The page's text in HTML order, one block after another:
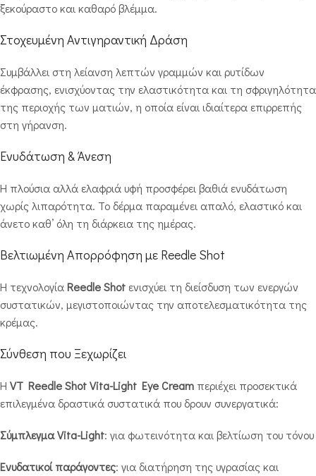
ξεκούραστο και καθαρό βλέμμα.
Στοχευμένη Αντιγηραντική Δράση
Συμβάλλει στη λείανση λεπτών γραμμών και ρυτίδων
έκφρασης, ενισχύοντας την ελαστικότητα και τη σφριγηλότητα
της περιοχής των ματιών, η οποία είναι ιδιαίτερα επιρρεπής
στη γήρανση.
Ενυδάτωση & Άνεση
Η πλούσια αλλά ελαφριά υφή προσφέρει βαθιά ενυδάτωση
χωρίς λιπαρότητα. Το δέρμα παραμένει απαλό, ελαστικό και
άνετο καθ’ όλη τη διάρκεια της ημέρας.
Βελτιωμένη Απορρόφηση με Reedle Shot
Η τεχνολογίαReedle Shot ενισχύει τη διείσδυση των ενεργών
συστατικών, μεγιστοποιώντας την αποτελεσματικότητα της
κρέμας.
Σύνθεση που Ξεχωρίζει
Η VT Reedle Shot Vita-Light Eye Cream περιέχει προσεκτικά
επιλεγμένα δραστικά συστατικά που δρουν συνεργατικά:
Σύμπλεγμα Vita-Light: για φωτεινότητα και βελτίωση του τόνου
Ενυδατικοί παράγοντες: για διατήρηση της υγρασίας και